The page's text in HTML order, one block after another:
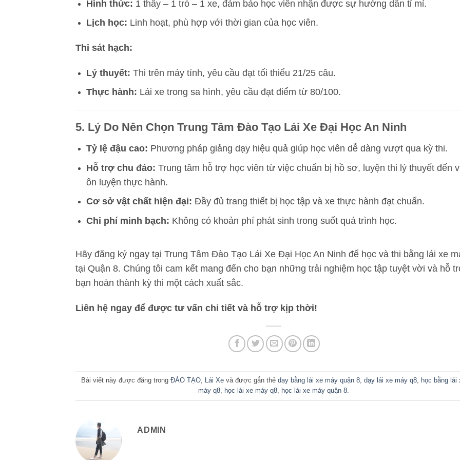
Hình thức: 1 thầy – 1 trò – 1 xe, đảm bảo học viên nhận được sự hướng dẫn tỉ mỉ.
Lịch học: Linh hoạt, phù hợp với thời gian của học viên.
Thi sát hạch:
Lý thuyết: Thi trên máy tính, yêu cầu đạt tối thiểu 21/25 câu.
Thực hành: Lái xe trong sa hình, yêu cầu đạt điểm từ 80/100.
5. Lý Do Nên Chọn Trung Tâm Đào Tạo Lái Xe Đại Học An Ninh
Tỷ lệ đậu cao: Phương pháp giảng dạy hiệu quả giúp học viên dễ dàng vượt qua kỳ thi.
Hỗ trợ chu đáo: Trung tâm hỗ trợ học viên từ việc chuẩn bị hồ sơ, luyện thi lý thuyết đến
ôn luyện thực hành.
Cơ sở vật chất hiện đại: Đầy đủ trang thiết bị học tập và xe thực hành đạt chuẩn.
Chi phí minh bạch: Không có khoản phí phát sinh trong suốt quá trình học.
Hãy đăng ký ngay tại Trung Tâm Đào Tạo Lái Xe Đại Học An Ninh để học và thi bằng lái xe
tại Quận 8. Chúng tôi cam kết mang đến cho bạn những trải nghiệm học tập tuyệt vời và hỗ
bạn hoàn thành kỳ thi một cách xuất sắc.
Liên hệ ngay để được tư vấn chi tiết và hỗ trợ kịp thời!
Bài viết này được đăng trongĐÀO TẠO Lái Xe và được gắn thẻdạy bằng lái xe máy quận 8 ,dạy lái xe máy q8
học bằng lái
máy q8
học lái xe máy q8 học lái xe máy quận 8
ADMIN